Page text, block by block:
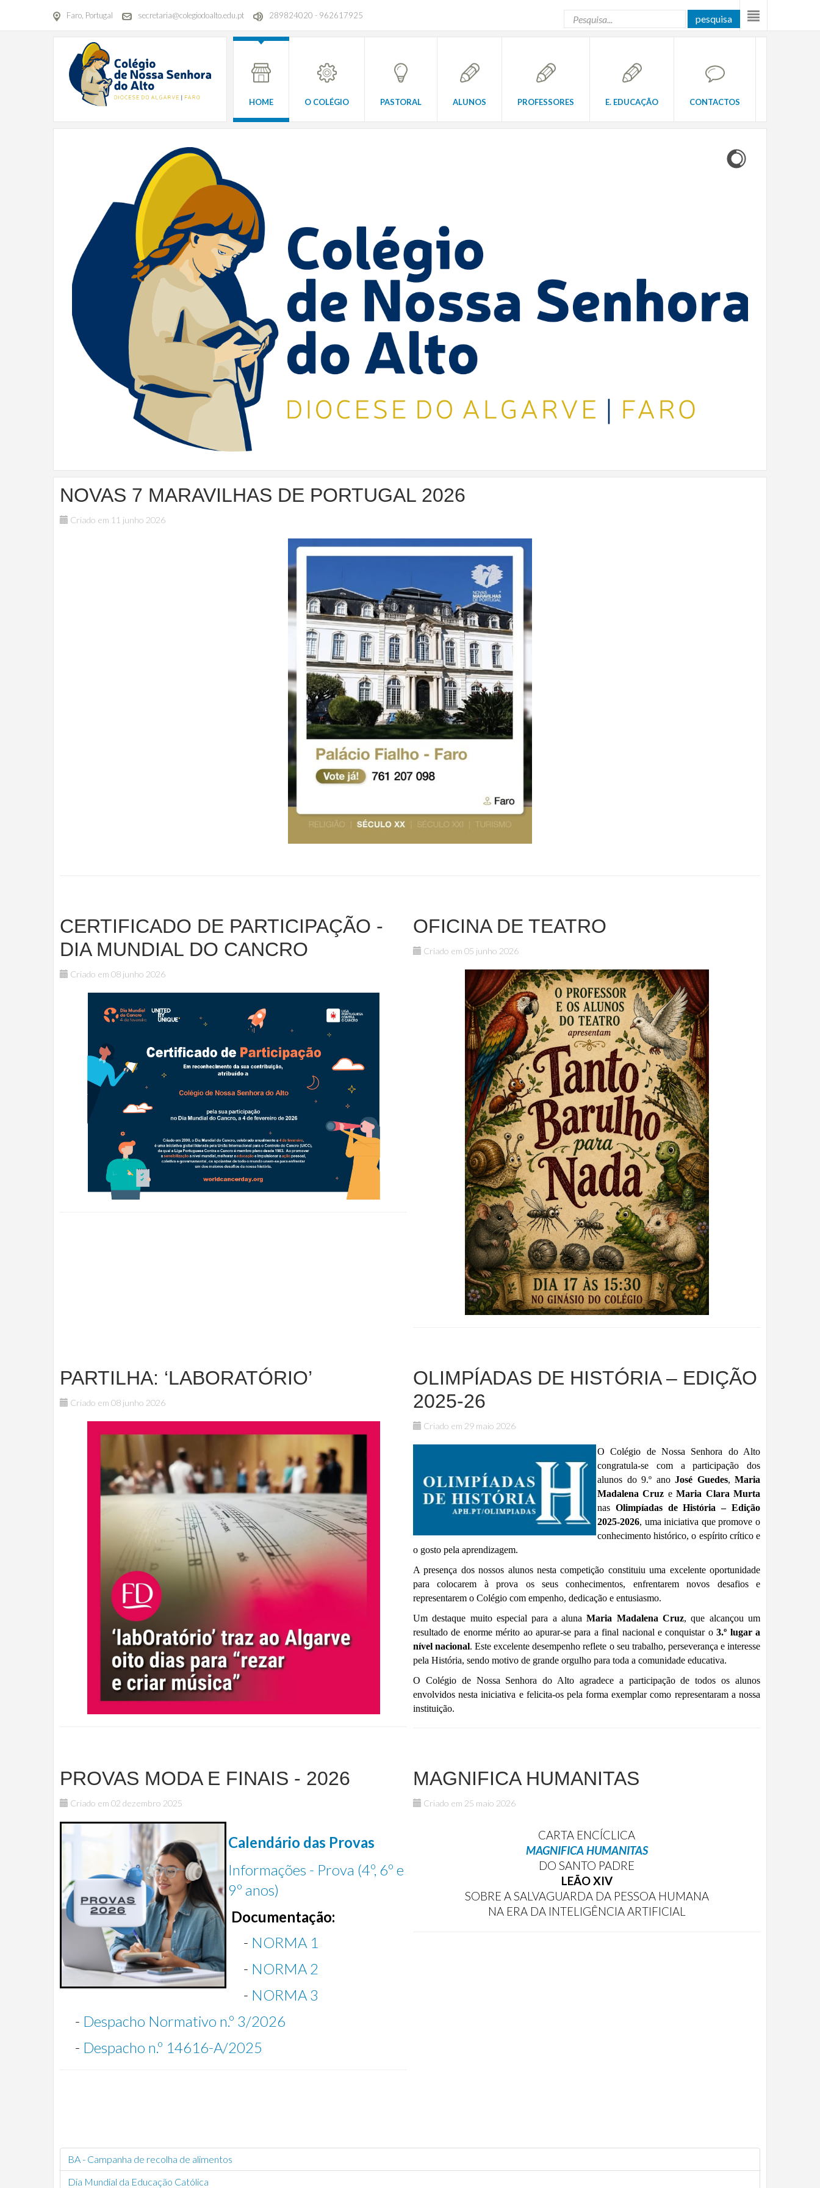
Faro, Portugal secretaria@colegiodoalto.edu.pt 289824020 - 962617925 pesquisa
HOME O COLÉGIO PASTORAL ALUNOS PROFESSORES E. EDUCAÇÃO CONTACTOS
NOVAS 7 MARAVILHAS DE PORTUGAL 2026
Criado em 11 junho 2026
CERTIFICADO DE PARTICIPAÇÃO -
DIA MUNDIAL DO CANCRO
Criado em 08 junho 2026
OFICINA DE TEATRO
Criado em 05 junho 2026
PARTILHA: ‘LABORATÓRIO’
Criado em 08 junho 2026
OLIMPÍADAS DE HISTÓRIA – EDIÇÃO
2025-26
Criado em 29 maio 2026
O Colégio de Nossa Senhora do Alto
congratula-se com a participação dos
alunos do 9.º ano José Guedes, Maria
Madalena Cruz eMaria Clara Murta
nas Olimpíadas de História – Edição
2025-2026, uma iniciativa que promove o
conhecimento histórico, o espírito crítico e
o gosto pela aprendizagem.
A presença dos nossos alunos nesta competição constituiu uma excelente oportunidade
para colocarem à prova os seus conhecimentos, enfrentarem novos desafios e
representarem o Colégio com empenho, dedicação e entusiasmo.
Um destaque muito especial para a alunaMaria Madalena Cruz, que alcançou um
resultado de enorme mérito ao apurar-se para a final nacional e conquistar o3.º lugar a
nível nacional. Este excelente desempenho reflete o seu trabalho, perseverança e interesse
pela História, sendo motivo de grande orgulho para toda a comunidade educativa.
O Colégio de Nossa Senhora do Alto agradece a participação de todos os alunos
envolvidos nesta iniciativa e felicita-os pela forma exemplar como representaram a nossa
instituição.
PROVAS MODA E FINAIS - 2026
Criado em 02 dezembro 2025
Calendário das Provas
Informações - Prova (4º, 6º e
9º anos)
Documentação:
- NORMA 1
- NORMA 2
- NORMA 3
- Despacho Normativo n.º 3/2026
- Despacho n.º 14616-A/2025
MAGNIFICA HUMANITAS
Criado em 25 maio 2026
CARTA ENCÍCLICA
MAGNIFICA HUMANITAS
DO SANTO PADRE
LEÃO XIV
SOBRE A SALVAGUARDA DA PESSOA HUMANA
NA ERA DA INTELIGÊNCIA ARTIFICIAL
BA - Campanha de recolha de alimentos
Dia Mundial da Educação Católica